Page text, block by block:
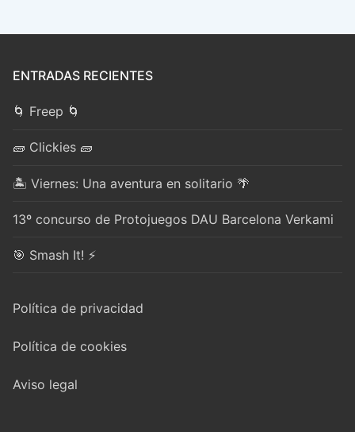
ENTRADAS RECIENTES
🌀 Freep 🌀
🧱 Clickies 🧱
🏝️ Viernes: Una aventura en solitario 🌴
13º concurso de Protojuegos DAU Barcelona Verkami
🎯 Smash It! ⚡
Política de privacidad
Política de cookies
Aviso legal